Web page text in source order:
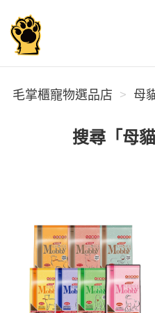
毛掌櫃寵物選品店
毛掌櫃寵物選品店 母
搜尋「母